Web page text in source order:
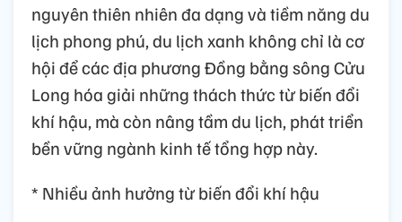
nguyên thiên nhiên đa dạng và tiềm năng du
lịch phong phú, du lịch xanh không chỉ là cơ
hội để các địa phương Đồng bằng sông Cửu
Long hóa giải những thách thức từ biến đổi
khí hậu, mà còn nâng tầm du lịch, phát triển
bền vững ngành kinh tế tổng hợp này.
* Nhiều ảnh hưởng từ biến đổi khí hậu